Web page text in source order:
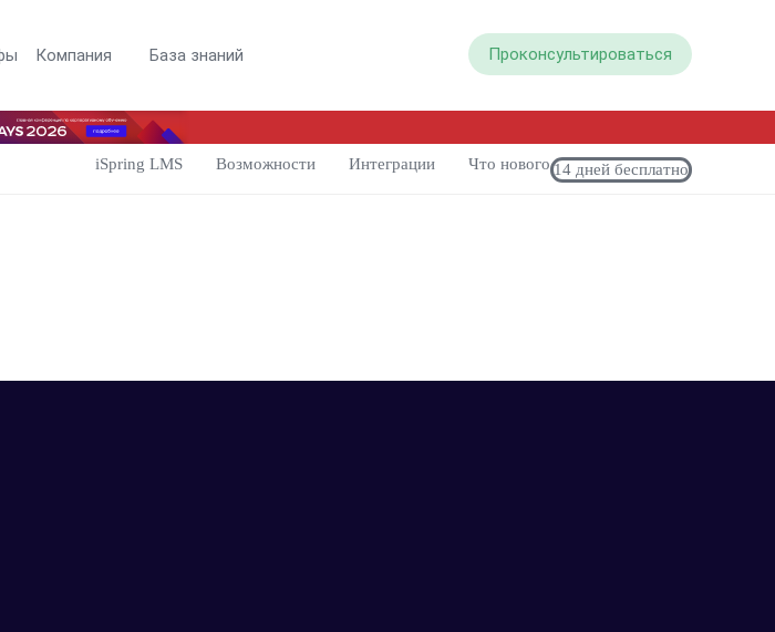
Компания База знаний Проконсультироваться
iSpring LMS Возможности Интеграции Что нового 14 дней бесплатно